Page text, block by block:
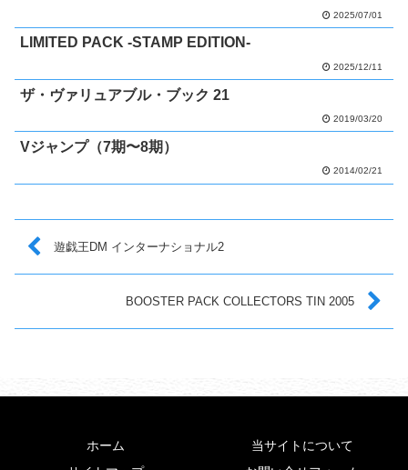
2025/07/01
LIMITED PACK -STAMP EDITION-
2025/12/11
ザ・ヴァリュアブル・ブック 21
2019/03/20
Vジャンプ（7期〜8期）
2014/02/21
遊戯王DM インターナショナル2
BOOSTER PACK COLLECTORS TIN 2005
ホーム
当サイトについて